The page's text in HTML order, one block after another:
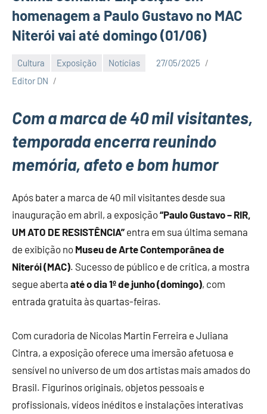
homenagem a Paulo Gustavo no MAC
Niterói vai até domingo (01/06)
Cultura Exposição Notícias
27/05/2025
Editor DN
Com a marca de 40 mil visitantes,
temporada encerra reunindo
memória, afeto e bom humor
Após bater a marca de 40 mil visitantes desde sua
inauguração em abril, a exposição“Paulo Gustavo – RIR,
UM ATO DE RESISTÊNCIA” entra em sua última semana
de exibição no Museu de Arte Contemporânea de
Niterói (MAC). Sucesso de público e de crítica, a mostra
segue aberta até o dia 1º de junho (domingo), com
entrada gratuita às quartas-feiras.
Com curadoria de Nicolas Martin Ferreira e Juliana
Cintra, a exposição oferece uma imersão afetuosa e
sensível no universo de um dos artistas mais amados do
Brasil. Figurinos originais, objetos pessoais e
profissionais, vídeos inéditos e instalações interativas